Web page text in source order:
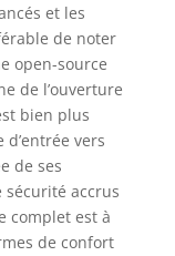
et les
de noter
open-source
de l’ouverture
bien plus
d’entrée vers
de ses
accrus
complet est à
de confort